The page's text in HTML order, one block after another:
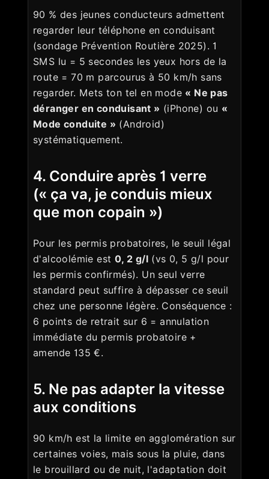
90 % des jeunes conducteurs admettent
regarder leur téléphone en conduisant
(sondage Prévention Routière 2025). 1
SMS lu = 5 secondes les yeux hors de la
route = 70 m parcourus à 50 km/h sans
regarder. Mets ton tel en mode « Ne pas
déranger en conduisant » (iPhone) ou «
Mode conduite » (Android)
systématiquement.
4. Conduire après 1 verre
(« ça va, je conduis mieux
que mon copain »)
Pour les permis probatoires, le seuil légal
d'alcoolémie est 0, 2 g/l (vs 0, 5 g/l pour
les permis confirmés). Un seul verre
standard peut suffire à dépasser ce seuil
chez une personne légère. Conséquence :
6 points de retrait sur 6 = annulation
immédiate du permis probatoire +
amende 135 €.
5. Ne pas adapter la vitesse
aux conditions
90 km/h est la limite en agglomération sur
certaines voies, mais sous la pluie, dans
le brouillard ou de nuit, l'adaptation doit